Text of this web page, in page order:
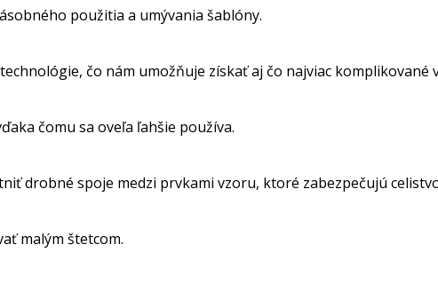
použitia a umývania šablóny.
čo nám umožňuje získať aj čo najviac komplikované
čomu sa oveľa ľahšie používa.
drobné spoje medzi prvkami vzoru, ktoré zabezpečujú
malým štetcom.